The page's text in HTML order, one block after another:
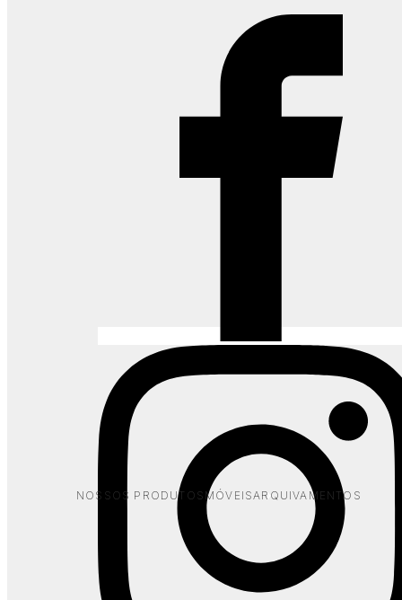
Novara Armários
Organização significa agilidade
NOSSOS PRODUTOS MÓVEIS ARQUIVAMENTOS